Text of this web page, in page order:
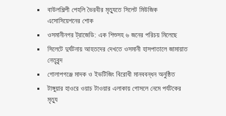
বাউলশিল্পী পেহলি ভৈরবীর মৃত্যুতে সিলেট মিউজিক
এসোসিয়েশনের শোক
ওসমানীনগর ট্রাজেডি: এক শিশুসহ ৬ জনের পরিচয় মিলেছে
সিলেটে দুর্ঘটনায় আহতদের দেখতে ওসমানী হাসপাতালে জামায়াত
নেতৃবৃন্দ
গোলাপগঞ্জে মাদক ও ইভটিজিং বিরোধী মানববন্ধন অনুষ্ঠিত
টাঙ্গুয়ার হাওরে ওয়াচ টাওয়ার এলাকায় গোসলে নেমে পর্যটকের
মৃত্যু